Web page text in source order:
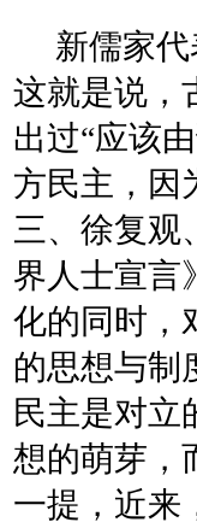
新儒家代
这就是说，
出过“应该
方民主，因
三、徐复观
界人士宣言
化的同时，
的思想与制
民主是对立
想的萌芽，
一提，近来